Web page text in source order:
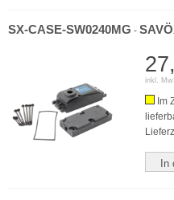
SX-CASE-SW0240MG -
inkl.
Im
In